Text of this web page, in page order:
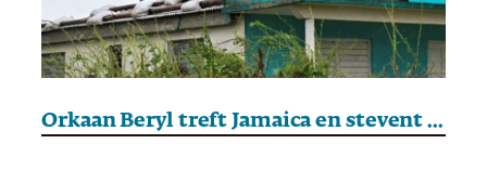
Orkaan Beryl treft Jamaica en stevent af op Mexico